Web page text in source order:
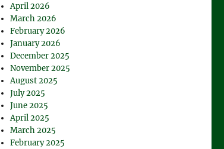
April 2026
March 2026
February 2026
January 2026
December 2025
November 2025
August 2025
July 2025
June 2025
April 2025
March 2025
February 2025